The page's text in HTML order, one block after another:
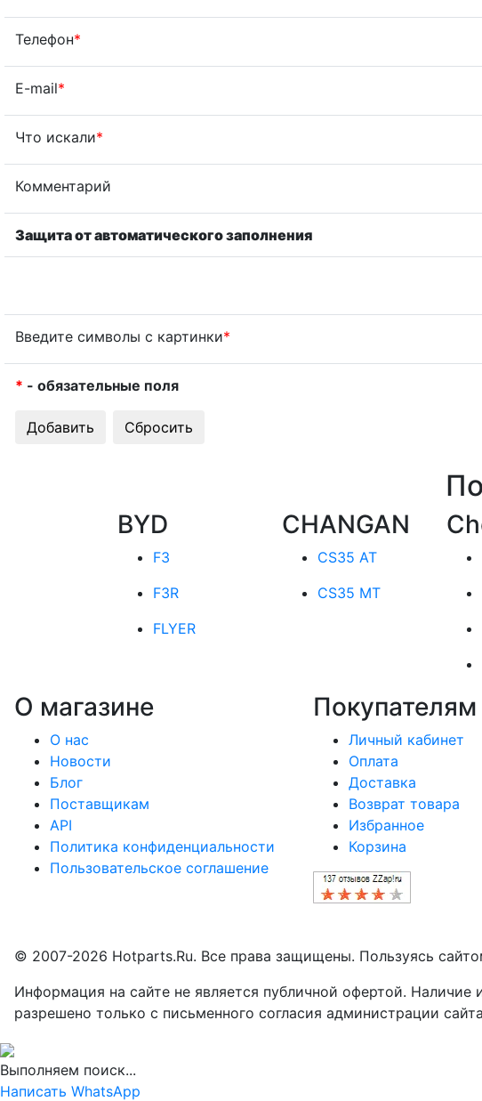
Телефон*
E-mail*
Что искали*
Комментарий
Защита от автоматического заполнения
Введите символы с картинки*
* - обязательные поля
BYD
F3
F3R
FLYER
CHANGAN
CS35 AT
CS35 MT
О магазине
О нас
Новости
Блог
Поставщикам
API
Политика конфиденциальности
Пользовательское соглашение
Покупателям
Личный кабинет
Оплата
Доставка
Возврат товара
Избранное
Корзина
© 2007-2026 Hotparts.Ru. Все права защищены. Пользуясь
Информация на сайте не является публичной офертой.
разрешено только с письменного согласия администрации
Выполняем поиск...
Написать WhatsApp